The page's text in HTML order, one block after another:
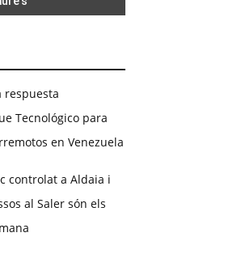
respuesta
Tecnológico para
en Venezuela
controlat a Aldaia i
al Saler són els